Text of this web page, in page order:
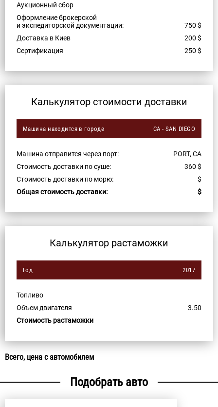
Аукционный сбор
Оформление брокерской
и экспедиторской документации:
750 $
Доставка в Киев
200 $
Сертификация
250 $
Калькулятор стоимости доставки
Машина находится в городе CA - SAN DIEGO
Машина отправится через порт:
PORT, CA
Стоимость доставки по суше:
360 $
Стоимость доставки по морю:
$
Общая стоимость доставки:
$
Калькулятор растаможки
Год 2017
Топливо
Объем двигателя
3.50
Стоимость растаможки
Всего, цена с автомобилем
Подобрать авто